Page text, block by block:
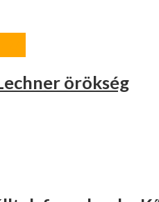
örökség